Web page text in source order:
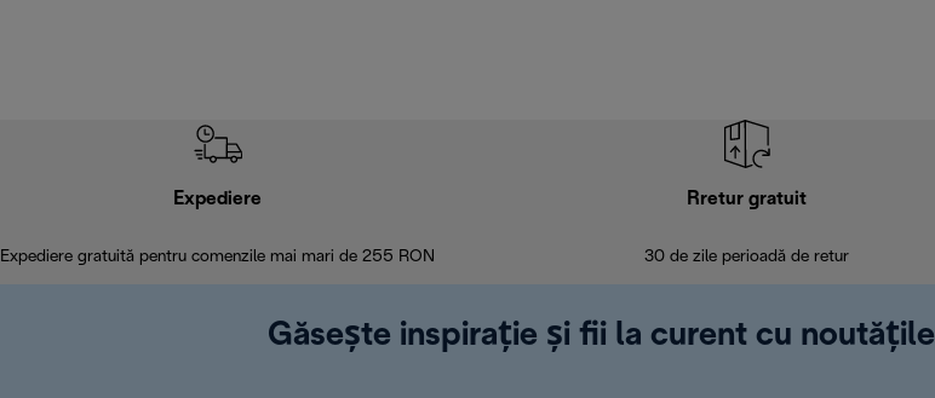
Expediere
Expediere gratuită pentru comenzile mai mari de 255 RON
Rretur gratuit
30 de zile perioadă de retur
Găsește inspirație și fii la curent cu noutățile